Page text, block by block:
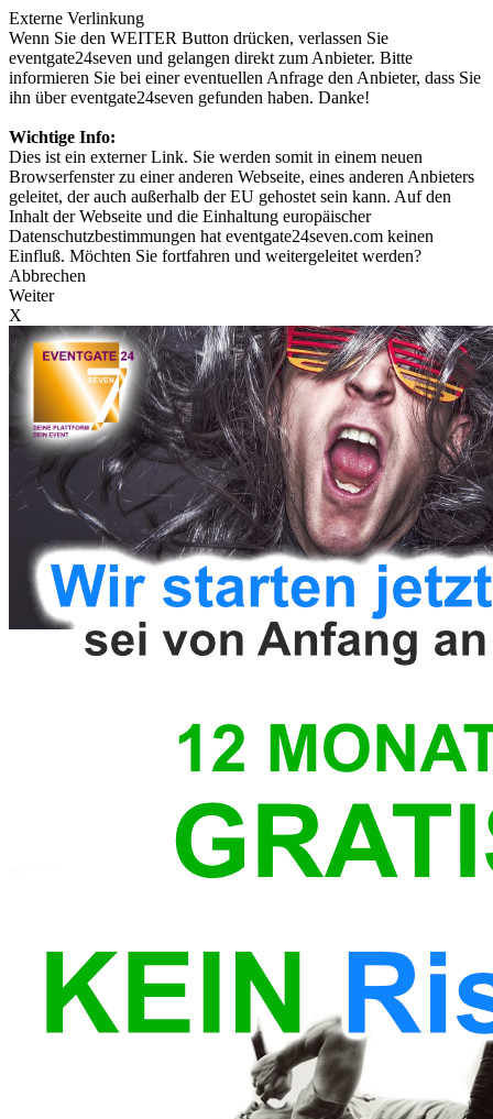
Externe Verlinkung
Wenn Sie den WEITER Button drücken, verlassen Sie
eventgate24seven und gelangen direkt zum Anbieter. Bitte
informieren Sie bei einer eventuellen Anfrage den Anbieter, dass Sie
ihn über eventgate24seven gefunden haben. Danke!
Wichtige Info:
Dies ist ein externer Link. Sie werden somit in einem neuen
Browserfenster zu einer anderen Webseite, eines anderen Anbieters
geleitet, der auch außerhalb der EU gehostet sein kann. Auf den
Inhalt der Webseite und die Einhaltung europäischer
Datenschutzbestimmungen hat eventgate24seven.com keinen
Einfluß. Möchten Sie fortfahren und weitergeleitet werden?
Abbrechen
Weiter
X